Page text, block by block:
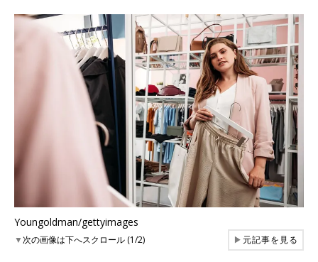
Youngoldman/gettyimages
▼次の画像は下へスクロール (1/2) ▶元記事を見る